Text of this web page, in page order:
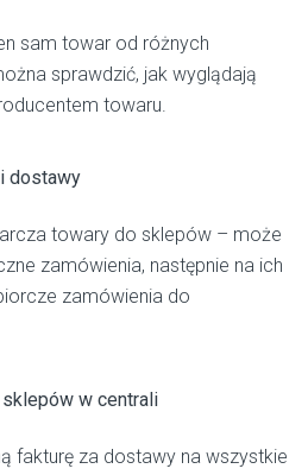
sam towar od różnych
sprawdzić, jak wyglądają
towaru.
dostawy
towary do sklepów – może
zamówienia, następnie na ich
zamówienia do
w centrali
fakturę za dostawy na wszystkie